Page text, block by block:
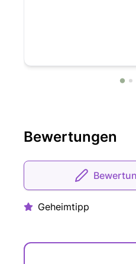
Bewertungen
Geheimtipp